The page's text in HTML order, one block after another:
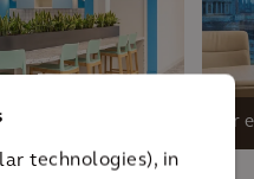
technologies), in
und integrativen
Der